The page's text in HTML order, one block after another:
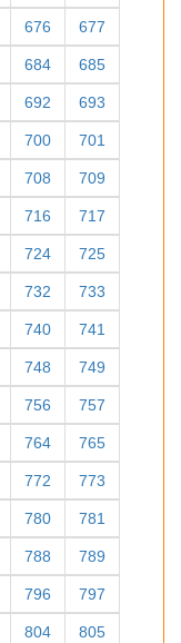
676 677
684 685
692 693
700 701
708 709
716 717
724 725
732 733
740 741
748 749
756 757
764 765
772 773
780 781
788 789
796 797
804 805